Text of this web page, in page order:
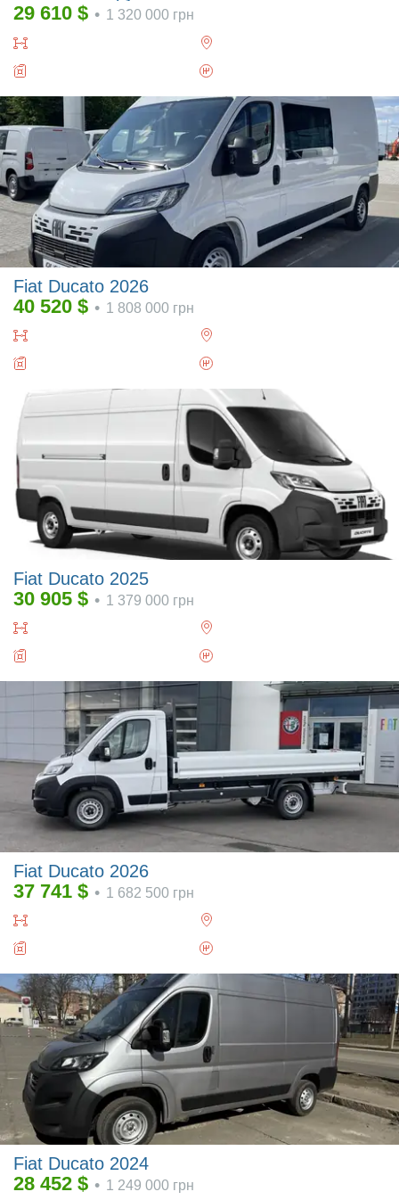
29 610 $ • 1 320 000 грн
Fiat Ducato 2026
40 520 $ • 1 808 000 грн
Fiat Ducato 2025
30 905 $ • 1 379 000 грн
Fiat Ducato 2026
37 741 $ • 1 682 500 грн
Fiat Ducato 2024
28 452 $ • 1 249 000 грн